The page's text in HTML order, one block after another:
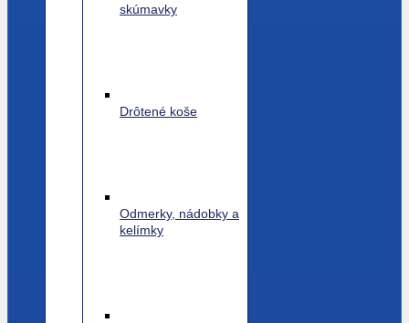
skúmavky
Drôtené koše
Odmerky, nádobky a
kelímky